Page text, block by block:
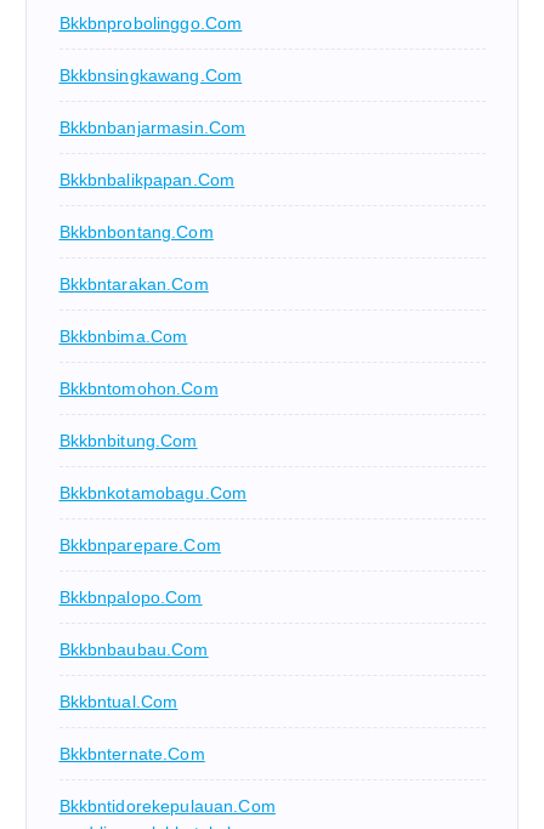
Bkkbnprobolinggo.com
Bkkbnsingkawang.com
Bkkbnbanjarmasin.com
Bkkbnbalikpapan.com
Bkkbnbontang.com
Bkkbntarakan.com
Bkkbnbima.com
Bkkbntomohon.com
Bkkbnbitung.com
Bkkbnkotamobagu.com
Bkkbnparepare.com
Bkkbnpalopo.com
Bkkbnbaubau.com
Bkkbntual.com
Bkkbnternate.com
Bkkbntidorekepulauan.com